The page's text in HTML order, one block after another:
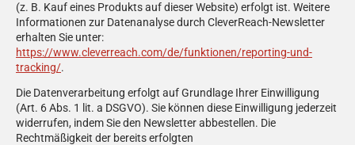
(z. B. Kauf eines Produkts auf dieser Website) erfolgt ist. Weitere
Informationen zur Datenanalyse durch CleverReach-Newsletter
erhalten Sie unter:
https://www.cleverreach.com/de/funktionen/reporting-und-
tracking/.
Die Datenverarbeitung erfolgt auf Grundlage Ihrer Einwilligung
(Art. 6 Abs. 1 lit. a DSGVO). Sie können diese Einwilligung jederzeit
widerrufen, indem Sie den Newsletter abbestellen. Die
Rechtmäßigkeit der bereits erfolgten